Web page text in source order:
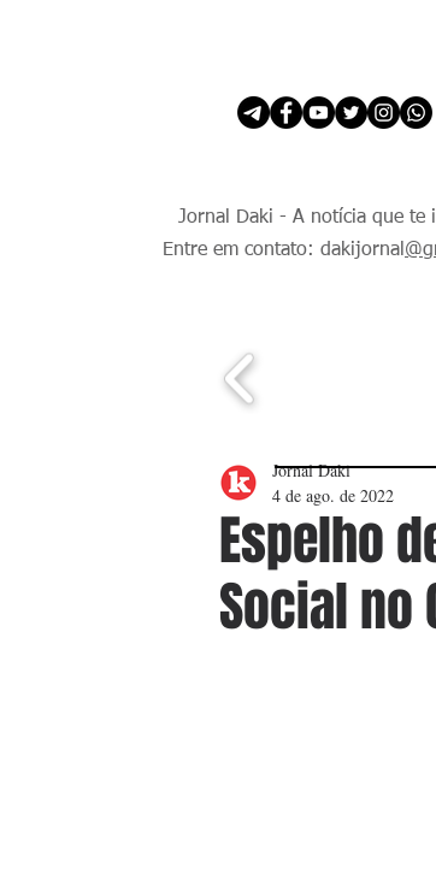
Jornal Daki - A notícia que te
Entre em contato: dakijornal
Espelho
Social no
Jornal Daki
4 de ago. de 2022